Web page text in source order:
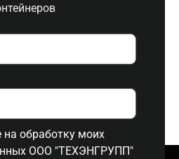
на обработку моих
ООО "ТЕХЭНГРУПП"